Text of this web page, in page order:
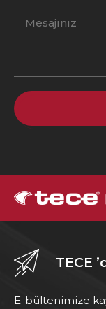
TECE
E-bültenimize